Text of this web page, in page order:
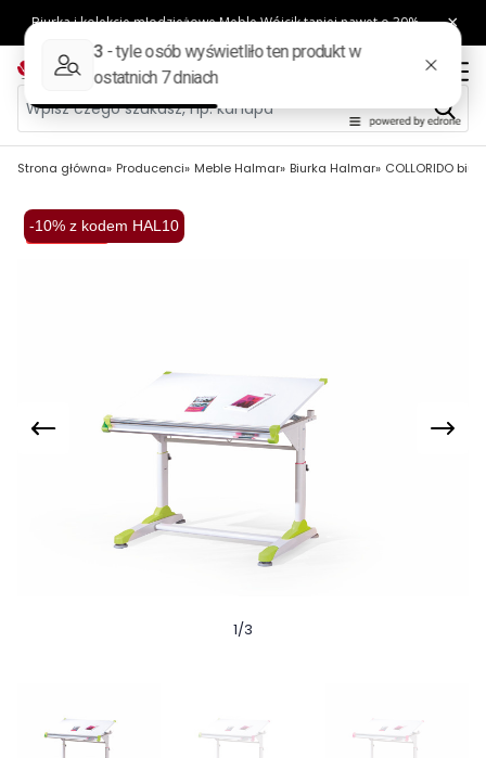
Strona główna Producenci Meble Halmar Biurka Halmar COLLORIDO
-10% z kodem HAL10
Wysyłka 48H
1/3